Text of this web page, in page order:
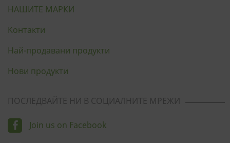
НАШИТЕ МАРКИ
Контакти
Най-продавани продукти
Нови продукти
ПОСЛЕДВАЙТЕ НИ В СОЦИАЛНИТЕ МРЕЖИ
Join us on Facebook